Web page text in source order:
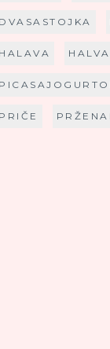
DVASASTOJKA
HALAVA HALVA
PRIČE